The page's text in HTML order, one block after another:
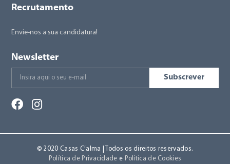
Recrutamento
Envie-nos a sua candidatura!
Newsletter
Subscrever
© 2020 Casas C’alma | Todos os direitos reservados.
Política de Privacidade e Política de Cookies